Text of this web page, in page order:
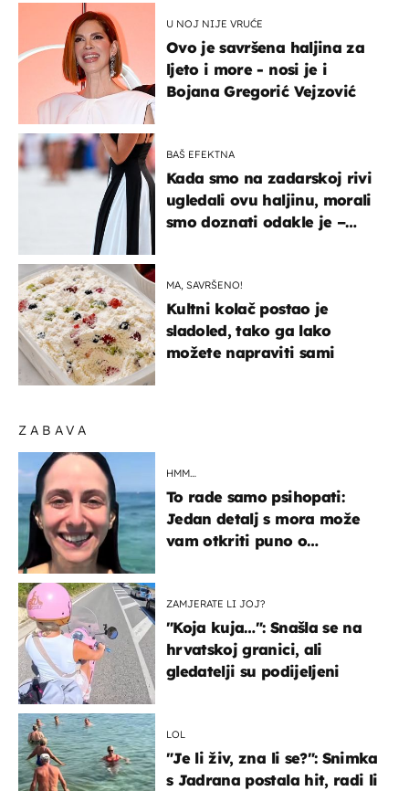
ZABAVA
HMM…
To rade samo psihopati:
Jedan detalj s mora može
vam otkriti puno o
ZAMJERATE LI JOJ?
"Koja kuja…": Snašla se na
hrvatskoj granici, ali
gledatelji su podijeljeni
LOL
"Je li živ, zna li se?": Snimka
s Jadrana postala hit, radi li
U NOJ NIJE VRUĆE
Ovo je savršena haljina za
ljeto i more - nosi je i
Bojana Gregorić Vejzović
BAŠ EFEKTNA
Kada smo na zadarskoj rivi
ugledali ovu haljinu, morali
smo doznati odakle je –
MA, SAVRŠENO!
Kultni kolač postao je
sladoled, tako ga lako
možete napraviti sami